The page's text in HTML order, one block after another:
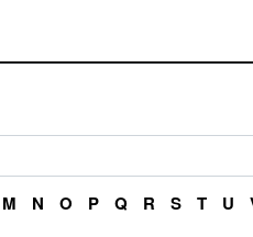
M N O P Q R S T U